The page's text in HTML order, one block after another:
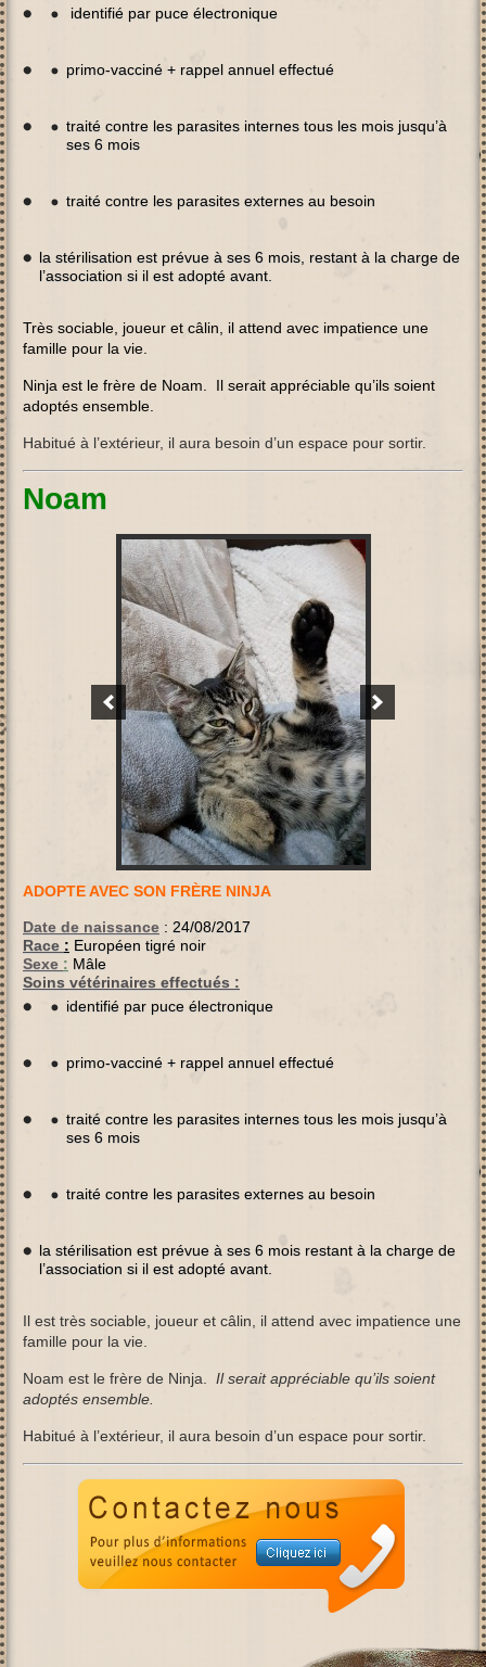
identifié par puce électronique
primo-vacciné + rappel annuel effectué
traité contre les parasites internes tous les mois jusqu’à
ses 6 mois
traité contre les parasites externes au besoin
la stérilisation est prévue à ses 6 mois, restant à la charge de
l’association si il est adopté avant.
Très sociable, joueur et câlin, il attend avec impatience une
famille pour la vie.
Ninja est le frère de Noam. Il serait appréciable qu’ils soient
adoptés ensemble.
Habitué à l’extérieur, il aura besoin d’un espace pour sortir.
Noam
ADOPTE AVEC SON FRÈRE NINJA
Date de naissance : 24/08/2017
Race : Européen tigré noir
Sexe : Mâle
Soins vétérinaires effectués :
identifié par puce électronique
primo-vacciné + rappel annuel effectué
traité contre les parasites internes tous les mois jusqu’à
ses 6 mois
traité contre les parasites externes au besoin
la stérilisation est prévue à ses 6 mois restant à la charge de
l’association si il est adopté avant.
Il est très sociable, joueur et câlin, il attend avec impatience une
famille pour la vie.
Noam est le frère de Ninja. Il serait appréciable qu’ils soient
adoptés ensemble.
Habitué à l’extérieur, il aura besoin d’un espace pour sortir.